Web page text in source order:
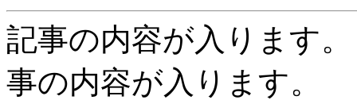
記事の内容が入ります
事の内容が入ります。